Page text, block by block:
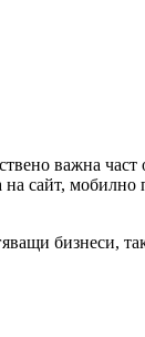
важна
сайт,
бизнеси,